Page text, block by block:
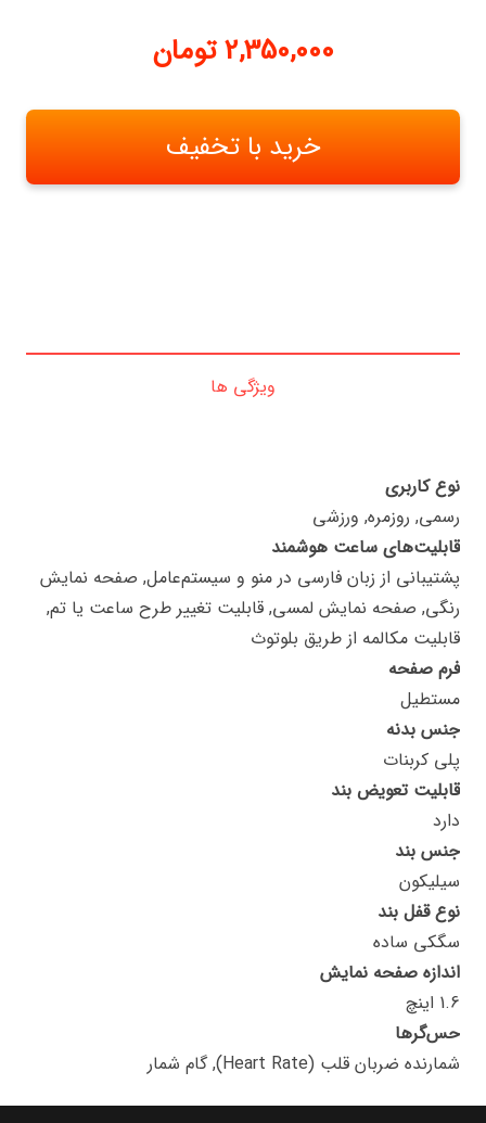
2,350,000 تومان
خرید با تخفیف
ویژگی ها
نوع کاربری
رسمی, روزمره, ورزشی
قابلیت‌های ساعت هوشمند
پشتیبانی از زبان فارسی در منو و سیستم‌عامل, صفحه نمایش
رنگی, صفحه نمایش لمسی, قابلیت تغییر طرح ساعت یا تم,
قابلیت مکالمه از طریق بلوتوث
فرم صفحه
مستطیل
جنس بدنه
پلی کربنات
قابلیت تعویض بند
دارد
جنس بند
سیلیکون
نوع قفل بند
سگکی ساده
اندازه صفحه نمایش
1.6 اینچ
حس‌گرها
شمارنده ضربان قلب (Heart Rate), گام شمار